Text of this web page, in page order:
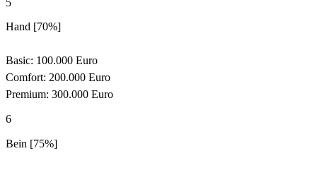
Hand [70%]
Basic: 100.000 Euro
Comfort: 200.000 Euro
Premium: 300.000 Euro
6
Bein [75%]